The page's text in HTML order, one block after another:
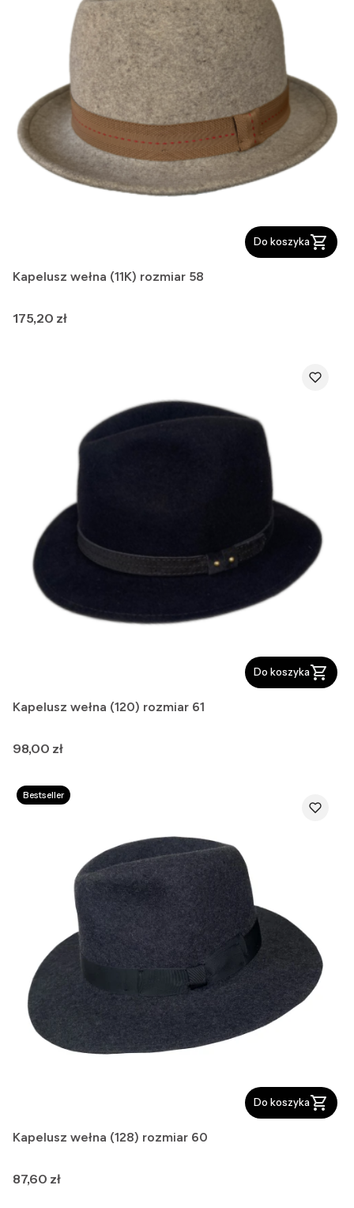
Do koszyka
Kapelusz wełna (11K) rozmiar 58
Cena
175,20 zł
Do koszyka
Kapelusz wełna (120) rozmiar 61
Cena
98,00 zł
Bestseller
Do koszyka
Kapelusz wełna (128) rozmiar 60
Cena
87,60 zł